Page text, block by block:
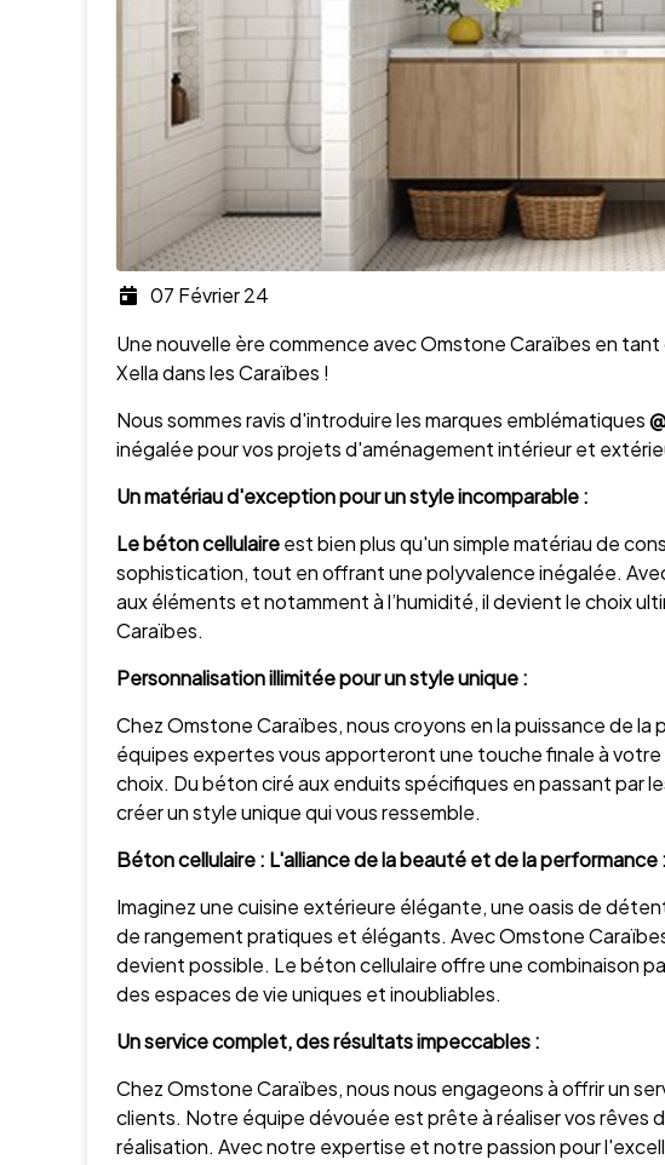
07 Février 24
Une nouvelle ère commence avec Omstone Caraïbes en
Xella dans les Caraïbes !
Nous sommes ravis d'introduire les marques emblématiques
inégalée pour vos projets d'aménagement intérieur et
Un matériau d'exception pour un style incomparable :
Le béton cellulaireest bien plus qu'un simple matériau de
sophistication, tout en offrant une polyvalence inégalée.
aux éléments et notamment à l’humidité, il devient le choix
Caraïbes.
Personnalisation illimitée pour un style unique :
Chez Omstone Caraïbes, nous croyons en la puissance de la
équipes expertes vous apporteront une touche finale à
choix. Du béton ciré aux enduits spécifiques en passant par
créer un style unique qui vous ressemble.
Béton cellulaire : L'alliance de la beauté et de la performance :
Imaginez une cuisine extérieure élégante, une oasis de
de rangement pratiques et élégants. Avec Omstone
devient possible. Le béton cellulaire offre une combinaison
des espaces de vie uniques et inoubliables.
Un service complet, des résultats impeccables :
Chez Omstone Caraïbes, nous nous engageons à offrir un
clients. Notre équipe dévouée est prête à réaliser vos rêves
réalisation. Avec notre expertise et notre passion pour